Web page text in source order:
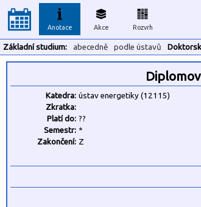
Anotace Akce Rozvrh
Základní studium: abecedně podle ústavů
Katedra: ústav energetiky (12115)
Zkratka:
Platí do: ??
Semestr: *
Zakončení: Z